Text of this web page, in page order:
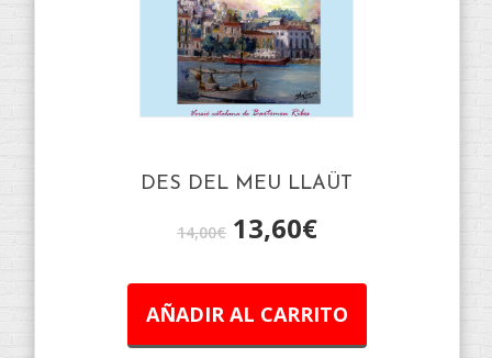
DES DEL MEU LLAÜT
14,00€ 13,60€
AÑADIR AL CARRITO